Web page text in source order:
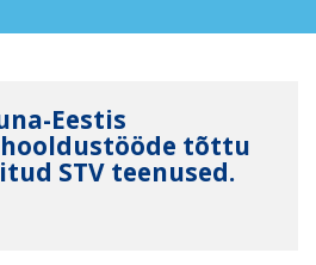
Eestis
tõttu
STV teenused.